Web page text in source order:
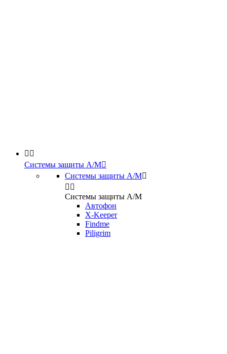
 
Системы защиты А/М
Системы защиты А/М
 
Системы защиты А/М
Автофон
X-Keeper
Findme
Piligrim